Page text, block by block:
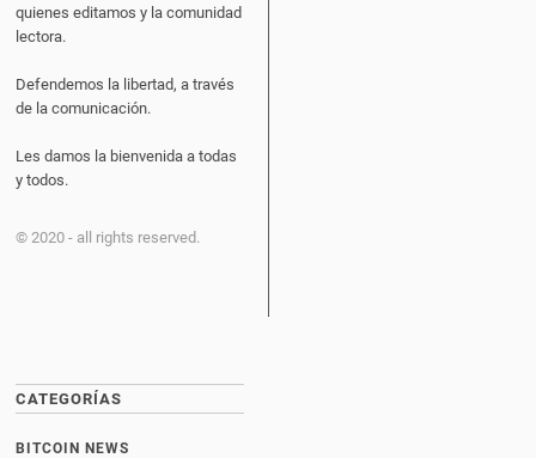
quienes editamos y la comunidad
lectora.
Defendemos la libertad, a través
de la comunicación.
Les damos la bienvenida a todas
y todos.
© 2020 - all rights reserved.
CATEGORÍAS
BITCOIN NEWS